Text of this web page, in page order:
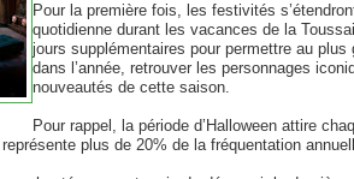
Pour la première fois, les festivités
quotidienne durant les vacances de la
jours supplémentaires pour permettre au
dans l’année, retrouver les personnages
nouveautés de cette saison.
Pour rappel, la période d’Halloween attire
plus de 20% de la fréquentation